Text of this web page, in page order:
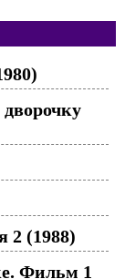
2 (1988)
Фильм 1